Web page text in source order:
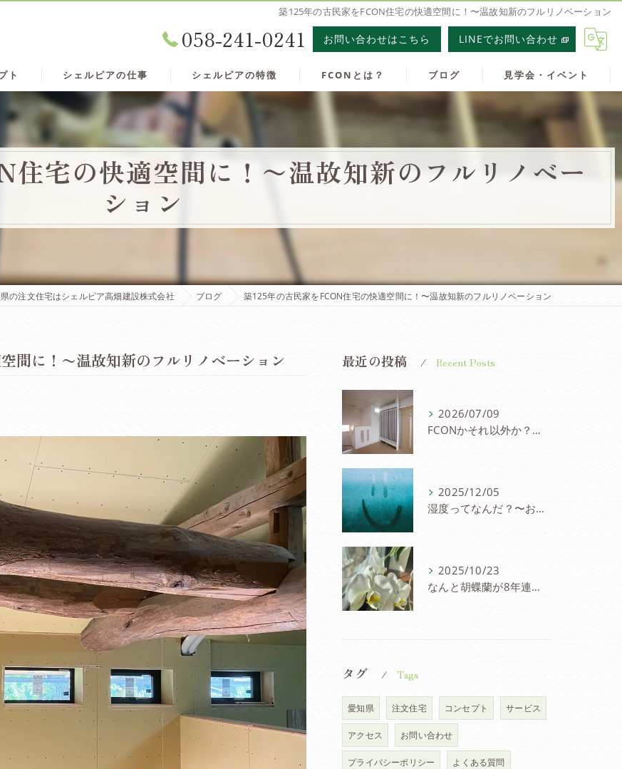
築125年の古民家をFCON住宅の快適空間に！〜温故知新のフルリノベーション
058-241-0241 お問い合わせはこちら LINEでお問い合わせ
ト シェルピアの仕事 シェルピアの特徴 FCONとは？ ブログ 見学会・イベント
宅の快適空間に！〜温故知新のフルリノベー
ション
の注文住宅はシェルピア高畑建設株式会社 ブログ 築125年の古民家をFCON住宅の快適空間に！〜温故知新のフルリノベーション
間に！〜温故知新のフルリノベーション 最近の投稿 Recent Posts
2026/07/09
FCONかそれ以外か？〜パネル冷暖房を考察
2025/12/05
湿度ってなんだ？〜お家と湿度の研究会
2025/10/23
なんと胡蝶蘭が8年連続８度目の開花〜FCON住宅の快適さに驚愕の声！
タグ Tags
愛知県 注文住宅 コンセプト サービス
アクセス お問い合わせ
プライバシーポリシー よくある質問